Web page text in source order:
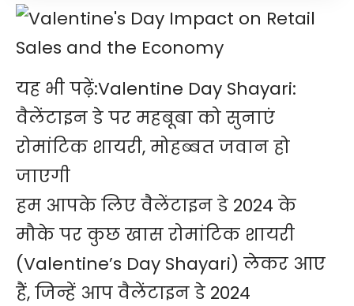
यह भी पढ़ें:Valentine Day Shayari:
वैलेंटाइन डे पर महबूबा को सुनाएं
रोमांटिक शायरी, मोहब्बत जवान हो
जाएगी
हम आपके लिएवैलेंटाइन डे 2024 के
मौके पर कुछ खास रोमांटिक शायरी
(Valentine’s Day Shayari) लेकर आए
हैं, जिन्हें आप वैलेंटाइन डे 2024